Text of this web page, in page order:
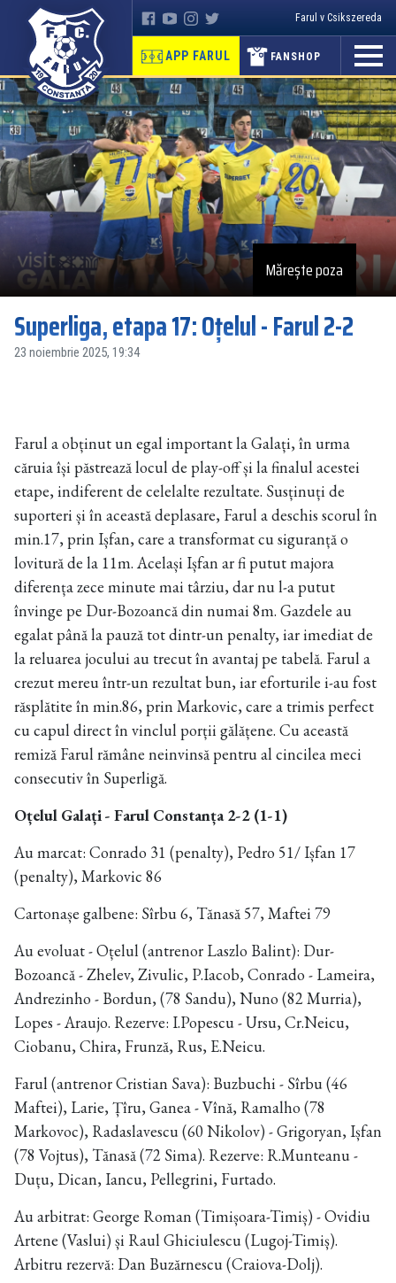
Farul v Csikszereda
APP FARUL FANSHOP
Mărește poza
Superliga, etapa 17: Oțelul - Farul 2-2
23 noiembrie 2025, 19:34
Farul a obținut un egal important la Galați, în urma
căruia își păstrează locul de play-off și la finalul acestei
etape, indiferent de celelalte rezultate. Susținuți de
suporteri și în această deplasare, Farul a deschis scorul în
min.17, prin Ișfan, care a transformat cu siguranță o
lovitură de la 11m. Același Ișfan ar fi putut majora
diferența zece minute mai târziu, dar nu l-a putut
învinge pe Dur-Bozoancă din numai 8m. Gazdele au
egalat până la pauză tot dintr-un penalty, iar imediat de
la reluarea jocului au trecut în avantaj pe tabelă. Farul a
crezut mereu într-un rezultat bun, iar eforturile i-au fost
răsplătite în min.86, prin Markovic, care a trimis perfect
cu capul direct în vinclul porții gălățene. Cu această
remiză Farul rămâne neinvinsă pentru al cincilea meci
consecutiv în Superligă.
Oțelul Galați - Farul Constanța 2-2 (1-1)
Au marcat: Conrado 31 (penalty), Pedro 51/ Ișfan 17
(penalty), Markovic 86
Cartonașe galbene: Sîrbu 6, Tănasă 57, Maftei 79
Au evoluat - Oțelul (antrenor Laszlo Balint): Dur-
Bozoancă - Zhelev, Zivulic, P.Iacob, Conrado - Lameira,
Andrezinho - Bordun, (78 Sandu), Nuno (82 Murria),
Lopes - Araujo. Rezerve: I.Popescu - Ursu, Cr.Neicu,
Ciobanu, Chira, Frunză, Rus, E.Neicu.
Farul (antrenor Cristian Sava): Buzbuchi - Sîrbu (46
Maftei), Larie, Țîru, Ganea - Vînă, Ramalho (78
Markovoc), Radaslavescu (60 Nikolov) - Grigoryan, Ișfan
(78 Vojtus), Tănasă (72 Sima). Rezerve: R.Munteanu -
Duțu, Dican, Iancu, Pellegrini, Furtado.
Au arbitrat: George Roman (Timișoara-Timiș) - Ovidiu
Artene (Vaslui) și Raul Ghiciulescu (Lugoj-Timiș).
Arbitru rezervă: Dan Buzărnescu (Craiova-Dolj).